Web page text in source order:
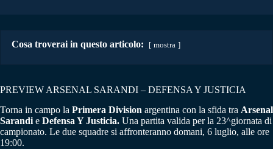
Cosa troverai in questo articolo: mostra
PREVIEW ARSENAL SARANDI – DEFENSA Y JUSTICIA
Torna in campo la Primera Division argentina con la sfida tra Arsenal
Sarandi e Defensa Y Justicia. Una partita valida per la 23^giornata di
campionato. Le due squadre si affronteranno domani, 6 luglio, alle ore
19:00.